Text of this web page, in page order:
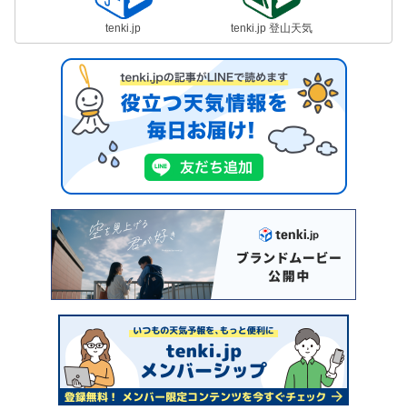
tenki.jp tenki.jp 登山天気